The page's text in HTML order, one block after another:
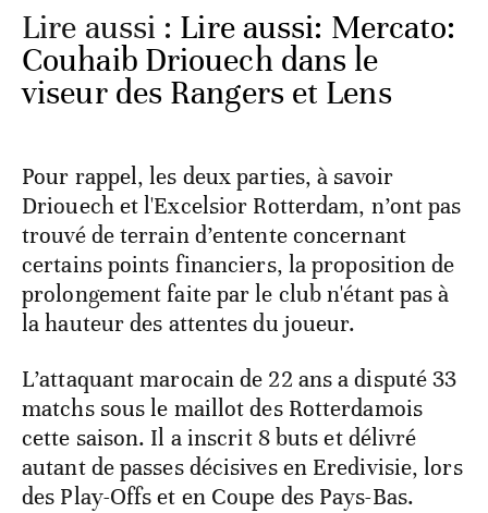
Lire aussi : Lire aussi: Mercato:
Couhaib Driouech dans le
viseur des Rangers et Lens
Pour rappel, les deux parties, à savoir
Driouech et l'Excelsior Rotterdam, n’ont pas
trouvé de terrain d’entente concernant
certains points financiers, la proposition de
prolongement faite par le club n'étant pas à
la hauteur des attentes du joueur.
L’attaquant marocain de 22 ans a disputé 33
matchs sous le maillot des Rotterdamois
cette saison. Il a inscrit 8 buts et délivré
autant de passes décisives en Eredivisie, lors
des Play-Offs et en Coupe des Pays-Bas.